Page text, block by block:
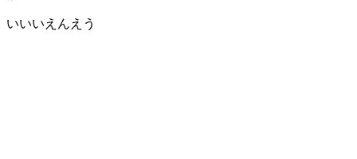
いいいえんえう